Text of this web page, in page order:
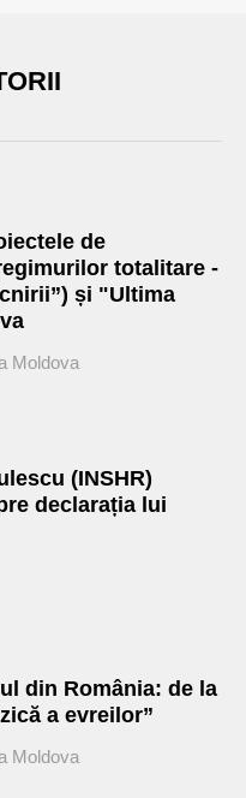
de
totalitare -
și "Ultima
Moldova
(INSHR)
declarația lui
din România: de la
a evreilor”
Moldova